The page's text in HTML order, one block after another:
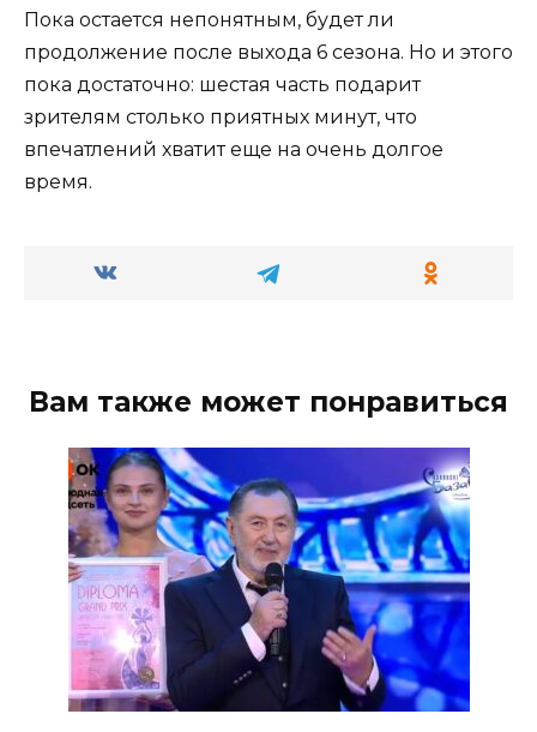
Пока остается непонятным, будет ли
продолжение после выхода 6 сезона. Но и этого
пока достаточно: шестая часть подарит
зрителям столько приятных минут, что
впечатлений хватит еще на очень долгое
время.
Вам также может понравиться